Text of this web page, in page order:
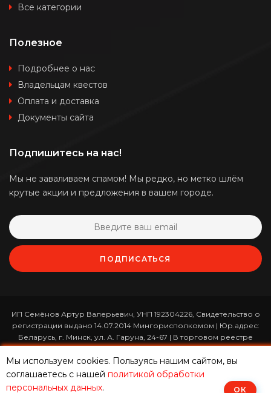
Все категории
Полезное
Подробнее о нас
Владельцам квестов
Оплата и доставка
Документы сайта
Подпишитесь на нас!
Мы не заваливаем спамом! Мы редко, но метко шлём
крутые акции и предложения в вашем городе.
ПОДПИСАТЬСЯ
ИП Семёнов Артур Валерьевич, УНП 192304226, Свидетельство о
регистрации выдано 14.07.2014 Мингорисполкомом | Юр.адрес:
Беларусь, г. Минск, ул. А. Гаруна, 24-67 | В торговом реестре
зарегистрирован 26.01.2017 за номером 365820 | Режим работы:
ежедневно с 10:00 до 19:00 (приём заказов онлайн -
круглосуточно)
Мы используем cookies. Пользуясь нашим сайтом, вы
соглашаетесь с нашей политикой обработки
персональных данных. ОК